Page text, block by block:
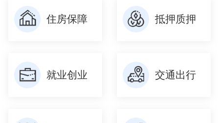
住房保障 抵押质押
就业创业 交通出行